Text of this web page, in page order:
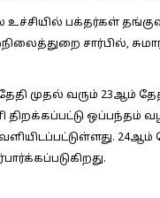
பக்தர்கள்
சார்பில், சுமார்
முதல் வரும் 23ஆம்
திறக்கப்பட்டு ஒப்பந்தம்